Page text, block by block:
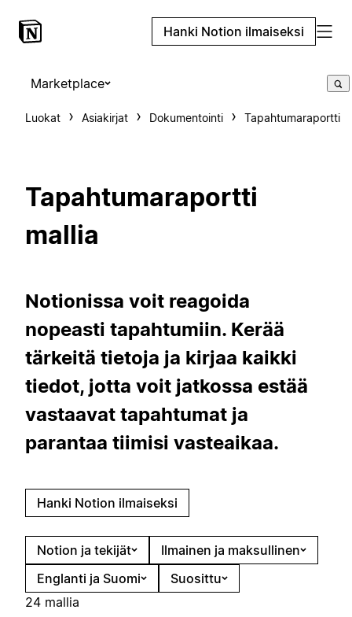
Hanki Notion ilmaiseksi
Marketplace
Luokat Asiakirjat Dokumentointi Tapahtumaraportti
Tapahtumaraportti
mallia
Notionissa voit reagoida
nopeasti tapahtumiin. Kerää
tärkeitä tietoja ja kirjaa kaikki
tiedot, jotta voit jatkossa estää
vastaavat tapahtumat ja
parantaa tiimisi vasteaikaa.
Hanki Notion ilmaiseksi
Notion ja tekijät
Ilmainen ja maksullinen
Englanti ja Suomi
Suosittu
24 mallia